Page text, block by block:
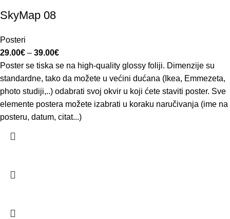
SkyMap 08
Posteri
29.00€ – 39.00€
Poster se tiska se na high-quality glossy foliji. Dimenzije su
standardne, tako da možete u većini dućana (Ikea, Emmezeta,
photo studiji,..) odabrati svoj okvir u koji ćete staviti poster. Sve
elemente postera možete izabrati u koraku naručivanja (ime na
posteru, datum, citat...)